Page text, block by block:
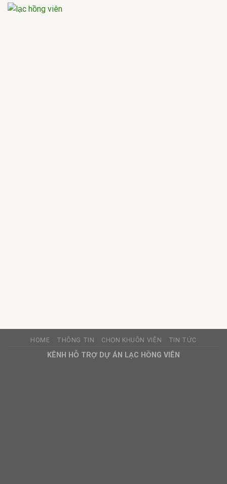
HOME THÔNG TIN CHỌN KHUÔN VIÊN TIN TỨC
KÊNH HỖ TRỢ DỰ ÁN LẠC HỒNG VIÊN